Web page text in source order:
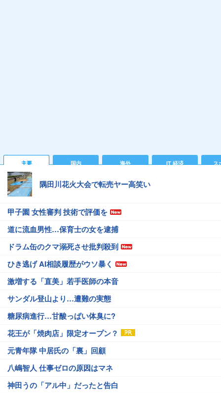
主要 国内 海外 IT 経済 ス
隅田川花火大会で転売ヤー高笑い
甲子園 女性審判 技術で評価を
道に流血男性…保育士の女を逮捕
ドラム缶のクマ溺死させ批判殺到
ひき逃げ AI相談履歴がウソ暴く
激増する「直美」若手医師の本音
サンダル登山より…遭難の実態
糖尿病進行…甘酸っぱい体臭に?
花王が「焼肉店」限定オープン？
元青年隊 中居氏の「裏」回顧
八嶋智人 仕事ゼロの原因はマネ
神田うの「アル中」だったと告白